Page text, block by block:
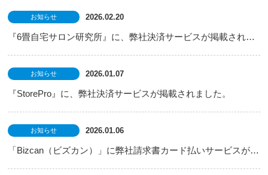
お知らせ 2026.02.20
『6畳自宅サロン研究所』に、弊社決済サービスが掲載されました。
お知らせ 2026.01.07
『StorePro』に、弊社決済サービスが掲載されました。
お知らせ 2026.01.06
「Bizcan（ビズカン）」に弊社請求書カード払いサービスが掲載されました。